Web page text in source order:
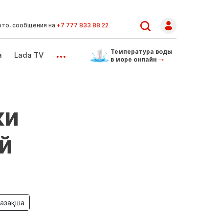
сообщения на +7 777 833 88 22
Lada TV ...
Температура воды
в море онлайн